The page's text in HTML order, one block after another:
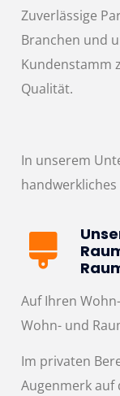
Zuverlässige
Branchen und
Kundenstamm
Qualität.
In unserem
Auf Ihren
Wohn- und
Im privaten
Augenmerk